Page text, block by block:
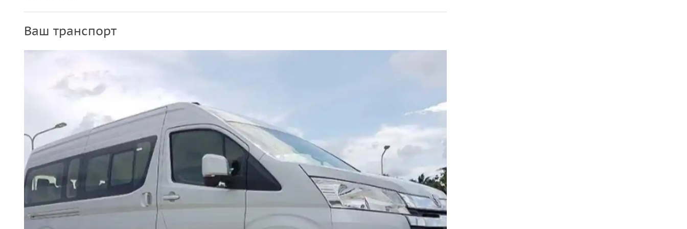
дополнительную плату.
Для вашего удобства вы можете оплатить экскурсию на месте наличными в долларах, евро,
Ваш транспорт